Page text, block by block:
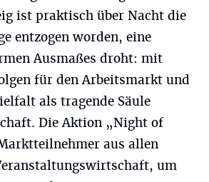
ist praktisch über Nacht die
entzogen worden, eine
Ausmaßes droht: mit
für den Arbeitsmarkt und
als tragende Säule
Die Aktion „Night of
aus allen
um